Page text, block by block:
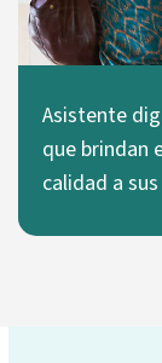
Asistente
que brindan
calidad a